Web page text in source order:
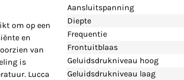
om op een
en
van
is
Lucca
Aansluitspanning
Diepte
Frequentie
Frontuitblaas
Geluidsdrukniveau hoog
Geluidsdrukniveau laag